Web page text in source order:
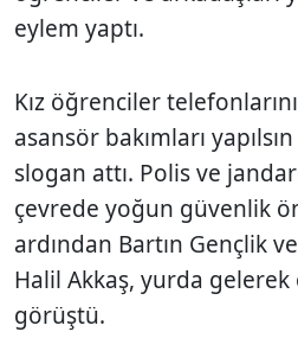
eylem yaptı.
Kız öğrenciler
asansör bakımları
slogan attı. Polis ve
çevrede yoğun güvenlik
ardından Bartın Gençlik
Halil Akkaş, yurda
görüştü.